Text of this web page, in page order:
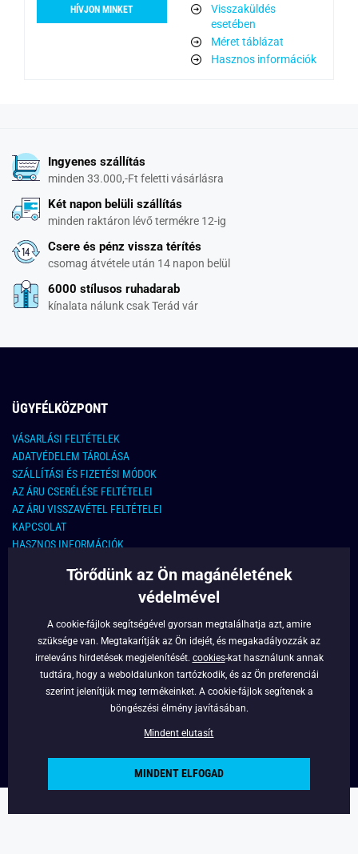
HÍVJON MINKET
Visszaküldés
esetében
Méret táblázat
Hasznos információk
Ingyenes szállítás
minden 33.000,-Ft feletti vásárlásra
Két napon belüli szállítás
minden raktáron lévő termékre 12-ig
Csere és pénz vissza térítés
csomag átvétele után 14 napon belül
6000 stílusos ruhadarab
kínalata nálunk csak Terád vár
ÜGYFÉLKÖZPONT
VÁSARLÁSI FELTÉTELEK
ADATVÉDELEM TÁROLÁSA
SZÁLLÍTÁSI ÉS FIZETÉSI MÓDOK
AZ ÁRU CSERÉLÉSE FELTÉTELEI
AZ ÁRU VISSZAVÉTEL FELTÉTELEI
KAPCSOLAT
HASZNOS INFORMÁCIÓK
KAPCSOLAT
info@legyferfi.hu
FONTOS INFORMÁCIÓK
RÓLUNK
Törődünk az Ön magánéletének
védelmével
A cookie-fájlok segítségével gyorsan megtalálhatja azt, amire
szüksége van. Megtakarítják az Ön idejét, és megakadályozzák az
irreleváns hirdetések megjelenítését. cookies-kat használunk annak
tudtára, hogy a weboldalunkon tartózkodik, és az Ön preferenciái
szerint jelenítjük meg termékeinket. A cookie-fájlok segítenek a
böngészési élmény javításában.
Mindent elutasít
MINDENT ELFOGAD